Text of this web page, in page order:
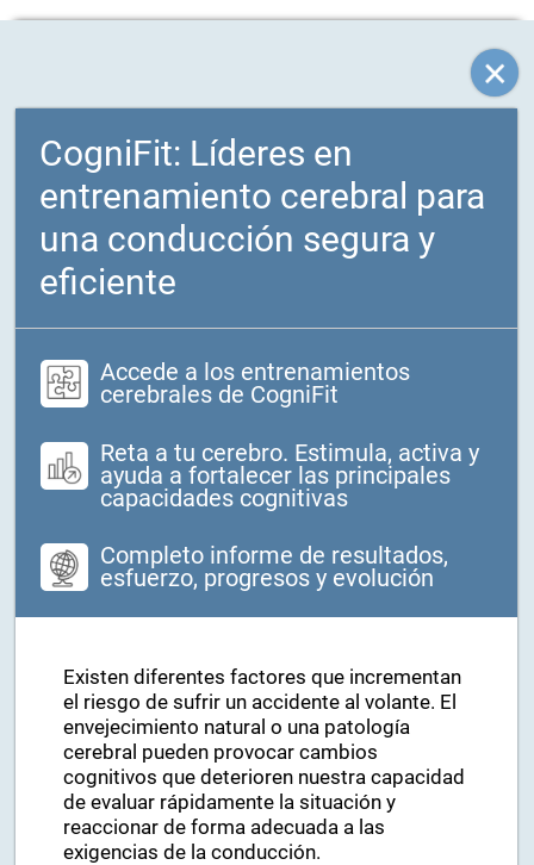
CogniFit: Líderes en
entrenamiento cerebral para
una conducción segura y
eficiente
Accede a los entrenamientos
cerebrales de CogniFit
Reta a tu cerebro. Estimula, activa y
ayuda a fortalecer las principales
capacidades cognitivas
Completo informe de resultados,
esfuerzo, progresos y evolución
Existen diferentes factores que incrementan
el riesgo de sufrir un accidente al volante. El
envejecimiento natural o una patología
cerebral pueden provocar cambios
cognitivos que deterioren nuestra capacidad
de evaluar rápidamente la situación y
reaccionar de forma adecuada a las
exigencias de la conducción.